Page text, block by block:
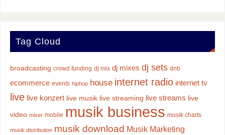
Tag Cloud
broadcasting crowd funding dj mix dj mixes dj sets dnb
ecommerce events hiphop house internet radio internet tv
live live konzert live musik live streaming live streams live
video mixer mobile musik business musik charts
musik distribution musik download Musik Marketing